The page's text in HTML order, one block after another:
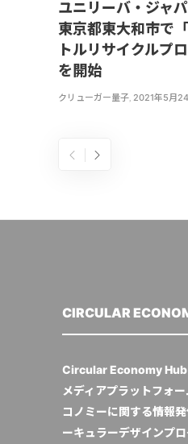
ユニリーバ・ジャパ
東京都東大和市で
トルリサイクルプ
を開始
クリューガー量子, 2021年5月24
CIRCULAR
Circular Economy Hub
メディアプラットフォ
コノミーに関する情報
ーキュラーデザインプ